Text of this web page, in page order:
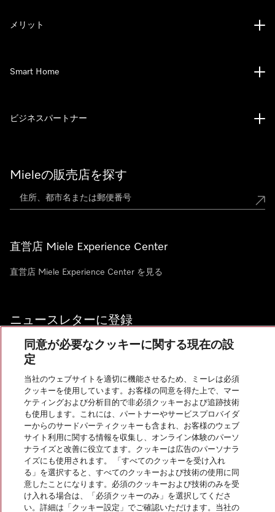
Mieleの販売店を探す
直営店 Miele Experience Center
直営店 Miele Experience Center を見る
ニュースレターに登録
お問い合わせ
メリット
Smart Home
ビジネスパートナー
InstagramのMiele
YoutubeのMiele
同意が必要なクッキーに関する現在の設
定
当社のウェブサイトを適切に機能させるため、ミーレは必須
クッキーを使用しています。お客様の同意を得た上で、マー
ケティングおよび分析目的で非必須クッキーおよび追跡技術
も使用します。これには、パートナーやサービスプロバイダ
ーからのサードパーティクッキーも含まれ、お客様のウェブ
サイト利用に関する情報を収集し、オンライン体験のパーソ
ナライズと改善に役立てます。クッキーは広告のパーソナラ
イズにも使用されます。 「すべてのクッキーを受け入れ
る」を選択すると、すべてのクッキーおよび技術の使用に同
意したことになります。必須のクッキーおよび技術のみを受
け入れる場合は、「必須クッキーのみ」を選択してくださ
い。詳細は「クッキー設定」でご確認いただけます。当社の